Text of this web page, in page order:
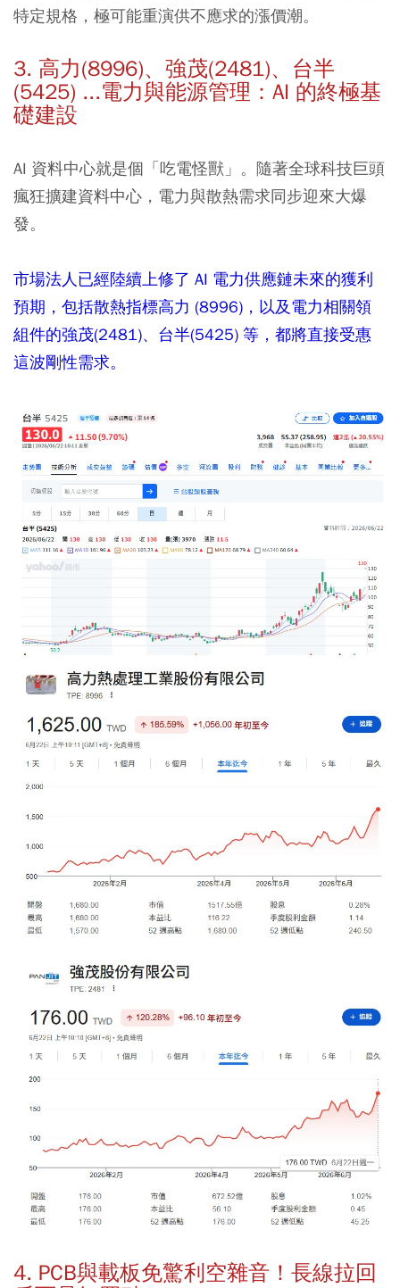
特定規格，極可能重演供不應求的漲價潮。
3. 高力(8996)、強茂(2481)、台半
(5425) ...電力與能源管理：AI 的終極基
礎建設
AI 資料中心就是個「吃電怪獸」。隨著全球科技巨頭
瘋狂擴建資料中心，電力與散熱需求同步迎來大爆
發。
市場法人已經陸續上修了 AI 電力供應鏈未來的獲利
預期，包括散熱指標高力 (8996)，以及電力相關領
組件的強茂(2481)、台半(5425) 等，都將直接受惠
這波剛性需求。
4. PCB與載板免驚利空雜音！長線拉回